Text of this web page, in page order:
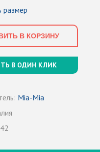
размер
В КОРЗИНУ
В ОДИН КЛИК
Mia-Mia